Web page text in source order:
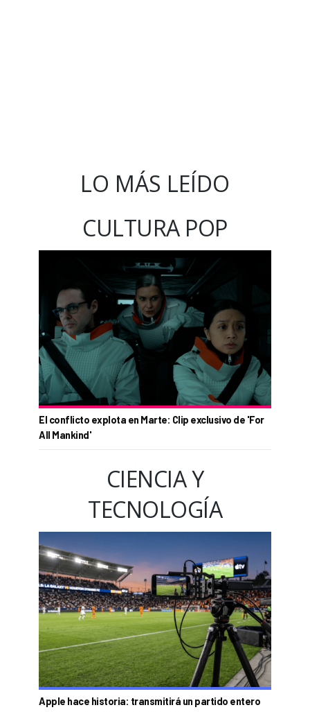
LO MÁS LEÍDO
CULTURA POP
El conflicto explota en Marte: Clip exclusivo de 'For
All Mankind'
CIENCIA Y
TECNOLOGÍA
Apple hace historia: transmitirá un partido entero